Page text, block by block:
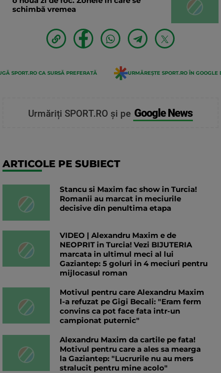
schimbă vremea
SPORT.RO CA SURSĂ PREFERATĂ URMĂREȘTE SPORT.RO ÎN GOOGLE
Urmăriți SPORT.RO și pe Google News
ARTICOLE PE SUBIECT
Stancu si Maxim fac show in Turcia!
Romanii au marcat in meciurile
decisive din penultima etapa
VIDEO | Alexandru Maxim e de
NEOPRIT in Turcia! Vezi BIJUTERIA
marcata in ultimul meci al lui
Gaziantep: 5 goluri in 4 meciuri pentru
mijlocasul roman
Motivul pentru care Alexandru Maxim
l-a refuzat pe Gigi Becali: "Eram ferm
convins ca pot face fata intr-un
campionat puternic"
Alexandru Maxim da cartile pe fata!
Motivul pentru care a ales sa mearga
la Gaziantep: "Lucrurile nu au mers
stralucit pentru mine acolo"